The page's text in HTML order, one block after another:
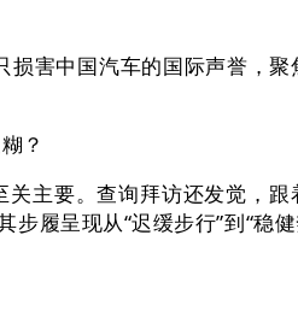
害中国汽车的国际声誉，聚
？
主要。查询拜访还发觉，跟
履呈现从“迟缓步行”到“稳健